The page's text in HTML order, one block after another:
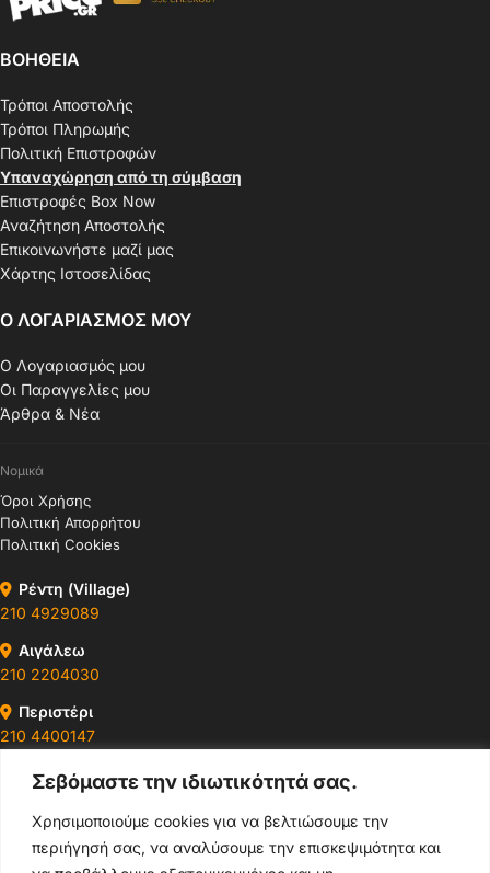
Σεβόμαστε την ιδιωτικότητά σας.
Χρησιμοποιούμε cookies για να βελτιώσουμε την
περιήγησή σας, να αναλύσουμε την επισκεψιμότητα και
ΒΟΗΘΕΙΑ
Τρόποι Αποστολής
Τρόποι Πληρωμής
Πολιτική Επιστροφών
Υπαναχώρηση από τη σύμβαση
Επιστροφές Box Now
Αναζήτηση Αποστολής
Επικοινωνήστε μαζί μας
Χάρτης Ιστοσελίδας
Ο ΛΟΓΑΡΙΑΣΜΟΣ ΜΟΥ
Ο Λογαριασμός μου
Οι Παραγγελίες μου
Άρθρα & Νέα
Νομικά
Όροι Χρήσης
Πολιτική Απορρήτου
Πολιτική Cookies
Ρέντη (Village)
210 4929089
Αιγάλεω
210 2204030
Περιστέρι
210 4400147
Ωράρια & Διευθύνσεις →
210 4929089